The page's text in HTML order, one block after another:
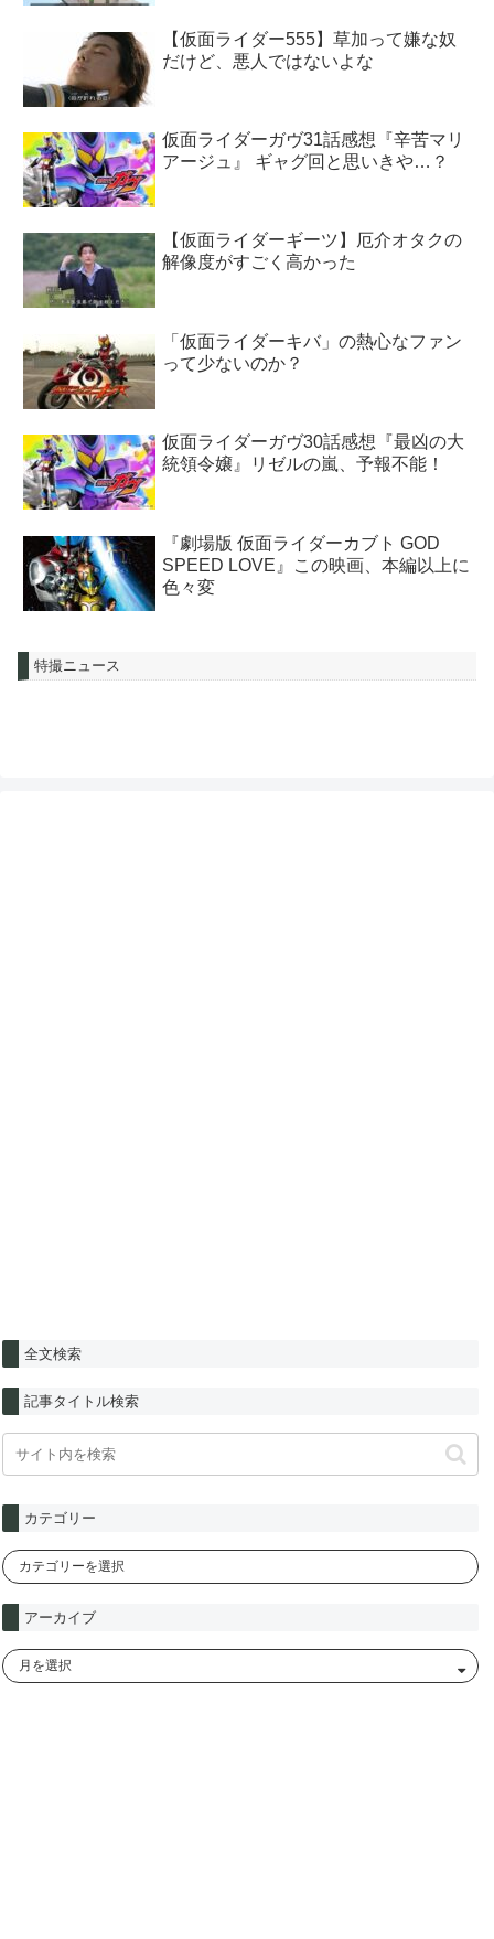
【仮面ライダー555】草加って嫌な奴
だけど、悪人ではないよな
仮面ライダーガヴ31話感想『辛苦マリ
アージュ』 ギャグ回と思いきや…？
【仮面ライダーギーツ】厄介オタクの
解像度がすごく高かった
「仮面ライダーキバ」の熱心なファン
って少ないのか？
仮面ライダーガヴ30話感想『最凶の大
統領令嬢』リゼルの嵐、予報不能！
『劇場版 仮面ライダーカブト GOD
SPEED LOVE』この映画、本編以上に
色々変
特撮ニュース
全文検索
記事タイトル検索
カテゴリー
アーカイブ